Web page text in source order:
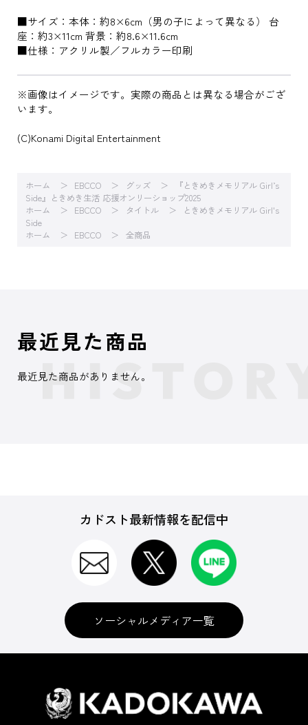
■サイズ：本体：約8×6cm（男の子によって異なる） 台
座：約3×11cm 背景：約8.6×11.6cm
■仕様：アクリル製／フルカラー印刷
※画像はイメージです。実際の商品とは異なる場合がござ
います。
(C)Konami Digital Entertainment
ホーム EBCCO グッズ
『ときめきメモリアル Girl’s
Side』ときめき生活 応援オンリーショップ2025
ホーム
EBCCO タイトル
ときめきメモリアル Girl's
Side
ホーム
EBCCO 全商品
最近見た商品
最近見た商品がありません。
カドスト最新情報を配信中
ソーシャルメディア一覧